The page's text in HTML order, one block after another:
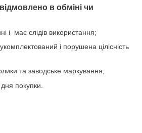
в обміні чи
і має слідів використання;
і порушена цілісність
та заводське маркування;
покупки.